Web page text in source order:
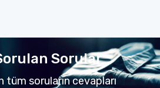
Sorular
tüm soruların cevapları